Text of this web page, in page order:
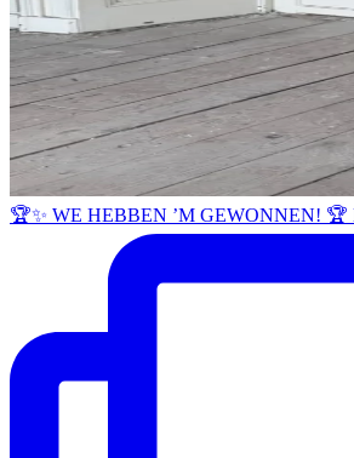
🏆✨ WE HEBBEN ’M GEWONNEN! 🏆